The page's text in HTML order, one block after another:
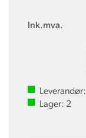
Ink.mva.
Leverandør:
Lager: 2